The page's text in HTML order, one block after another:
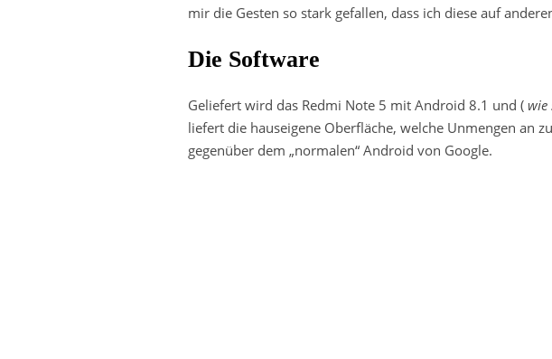
mir die Gesten so stark gefallen, dass ich diese auf
Die Software
Geliefert wird das Redmi Note 5 mit Android 8.1 und ( wie
liefert die hauseigene Oberfläche, welche Unmengen an
gegenüber dem „normalen“ Android von Google.